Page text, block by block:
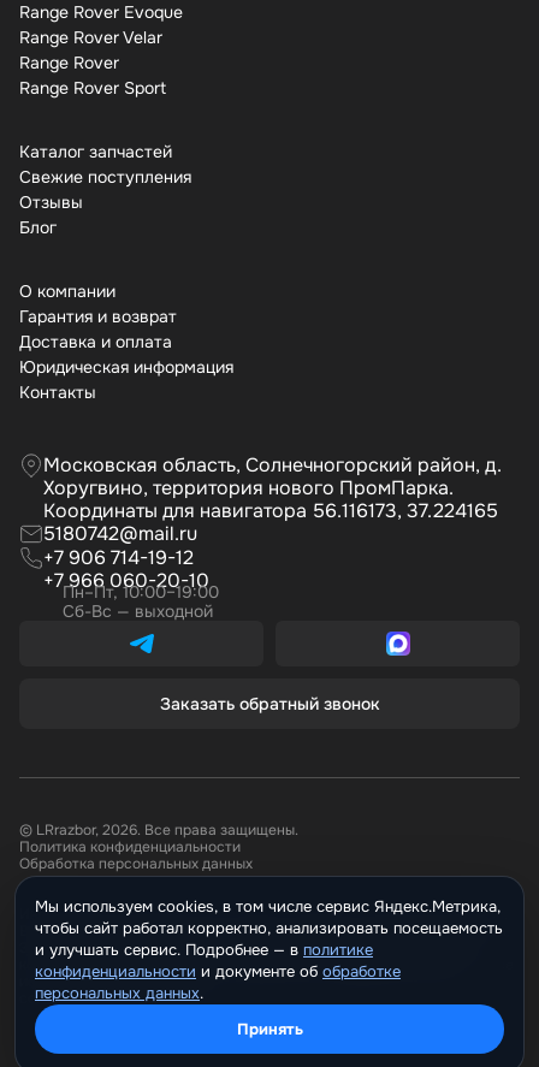
Range Rover Evoque
Range Rover Velar
Range Rover
Range Rover Sport
Каталог запчастей
Свежие поступления
Отзывы
Бло
О компании
Гарантия и возврат
Доставка и оплата
Юридическая информация
Контакты
Московская область, Солнечногорский район, д.
Хоругвино, территория нового ПромПарка.
Координаты для навигатора 56.116173, 37.224165
5180742@mail.ru
+7 906 714-19-12
+7 966 060-20-10
Пн–Пт, 10:00–19:00
Сб-Вс — выходной
Заказать обратный звонок
© LRrazbor, 2026. Все права защищены.
Политика конфиденциальности
Обработка персональных данных
Информация, размещённая на сайте не является публичной офертой.
Все материалы данного сайта являются объектами авторского права.
Запрещается копирование, распространение (в том числе путем
копирования на другие сайты и ресурсы в Интернете) или любое иное
использование информации и объектов без предварительного
согласия правообладателя.
Мы используем cookies, в том числе сервис Яндекс.Метрика,
чтобы сайт работал корректно, анализировать посещаемость
и улучшать сервис. Подробнее — политике
конфиденциальности и документе о обработке
персональных данных.
Принять